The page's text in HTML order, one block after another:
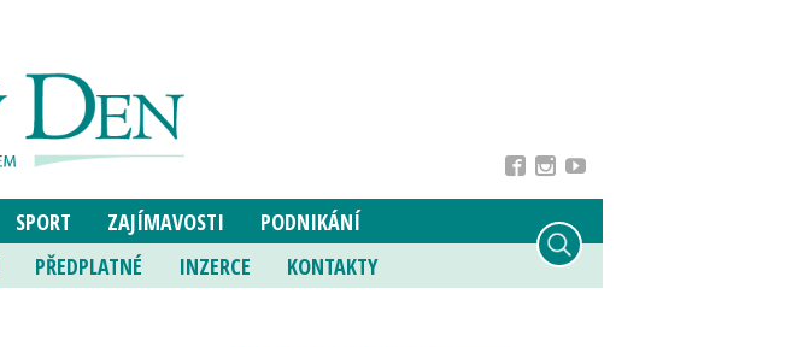
SPORT ZAJÍMAVOSTI
PODNIKÁNÍ
PŘEDPLATNÉ INZERCE KONTAKTY